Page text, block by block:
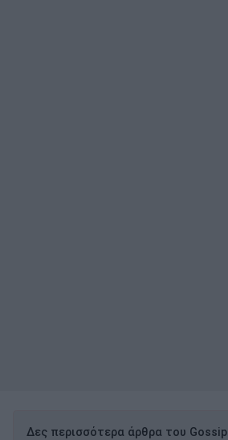
Δες περισσότερα άρθρα του